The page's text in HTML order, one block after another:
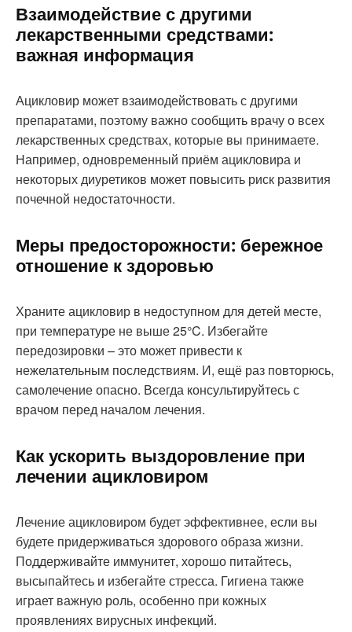
Взаимодействие с другими
лекарственными средствами:
важная информация
Ацикловир может взаимодействовать с другими
препаратами, поэтому важно сообщить врачу о всех
лекарственных средствах, которые вы принимаете.
Например, одновременный приём ацикловира и
некоторых диуретиков может повысить риск развития
почечной недостаточности.
Меры предосторожности: бережное
отношение к здоровью
Храните ацикловир в недоступном для детей месте,
при температуре не выше 25°C. Избегайте
передозировки – это может привести к
нежелательным последствиям. И, ещё раз повторюсь,
самолечение опасно. Всегда консультируйтесь с
врачом перед началом лечения.
Как ускорить выздоровление при
лечении ацикловиром
Лечение ацикловиром будет эффективнее, если вы
будете придерживаться здорового образа жизни.
Поддерживайте иммунитет, хорошо питайтесь,
высыпайтесь и избегайте стресса. Гигиена также
играет важную роль, особенно при кожных
проявлениях вирусных инфекций.